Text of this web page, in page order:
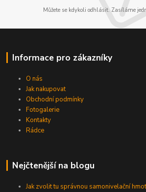
Můžete se kdykoli odhlásit. Zasíláme
Informace pro zákazníky
O nás
Jak nakupovat
Obchodní podmínky
Fotogalerie
Kontakty
Rádce
Nejčtenější na blogu
Jak zvolit tu správnou samonivelační